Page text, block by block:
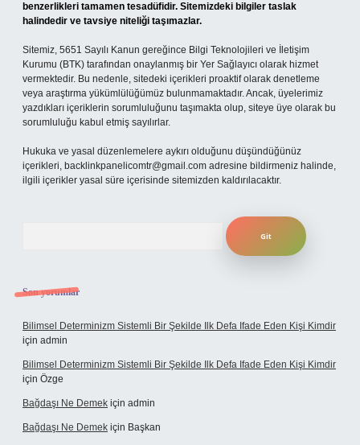
benzerlikleri tamamen tesadüfidir. Sitemizdeki bilgiler taslak
halindedir ve tavsiye niteliği taşımazlar.
Sitemiz, 5651 Sayılı Kanun gereğince Bilgi Teknolojileri ve İletişim
Kurumu (BTK) tarafından onaylanmış bir Yer Sağlayıcı olarak hizmet
vermektedir. Bu nedenle, sitedeki içerikleri proaktif olarak denetleme
veya araştırma yükümlülüğümüz bulunmamaktadır. Ancak, üyelerimiz
yazdıkları içeriklerin sorumluluğunu taşımakta olup, siteye üye olarak bu
sorumluluğu kabul etmiş sayılırlar.
Hukuka ve yasal düzenlemelere aykırı olduğunu düşündüğünüz
içerikleri, backlinkpanelicomtr@gmail.com adresine bildirmeniz halinde,
ilgili içerikler yasal süre içerisinde sitemizden kaldırılacaktır.
Son yorumlar
Bilimsel Determinizm Sistemli Bir Şekilde Ilk Defa Ifade Eden Kişi Kimdir
için admin
Bilimsel Determinizm Sistemli Bir Şekilde Ilk Defa Ifade Eden Kişi Kimdir
için Özge
Bağdaşı Ne Demek için admin
Bağdaşı Ne Demek için Başkan